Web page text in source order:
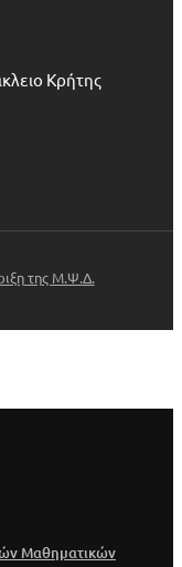
Κρήτης
της Μ.Ψ.Δ.
Μαθηματικών